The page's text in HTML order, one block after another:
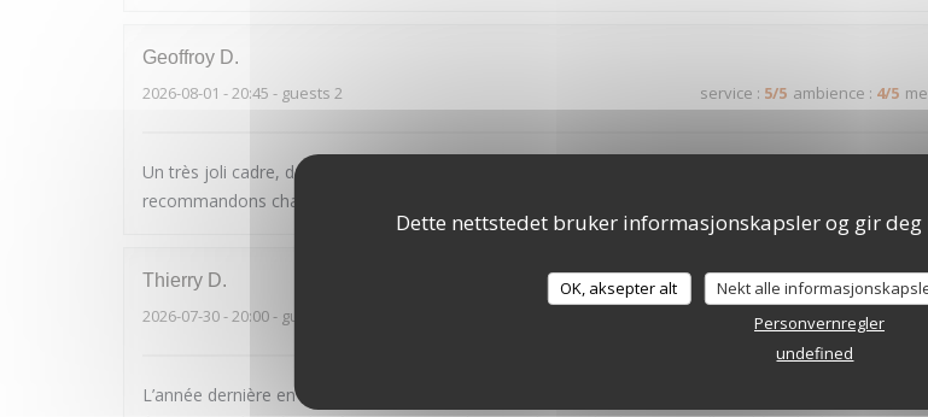
Dette nettstedet bruker informasjonskapsler og gir
OK, aksepter alt Nekt alle
Personvernregler
undefined
Geoffroy D
2026-08-01 - 20:45 - guests 2 service : 5/5 ambience : 4/5
Un très joli cadre, des plats tous excellents et un service aux petits oignons : nous avons passé une
recommandons chaleureusement ce restaurant
Thierry D
2026-07-30- 20:00 - guests 2 : 4/5 ambience: 4
L’année dernière en Avril on était la pour mon anniversaire. Tout était parfait. Mais cette fois ci on
LE PAVILLON DE